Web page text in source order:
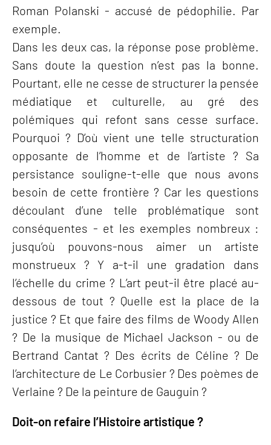
Roman Polanski - accusé de pédophilie. Par
exemple.
Dans les deux cas, la réponse pose problème.
Sans doute la question n’est pas la bonne.
Pourtant, elle ne cesse de structurer la pensée
médiatique et culturelle, au gré des
polémiques qui refont sans cesse surface.
Pourquoi ? D’où vient une telle structuration
opposante de l’homme et de l’artiste ? Sa
persistance souligne-t-elle que nous avons
besoin de cette frontière ? Car les questions
découlant d’une telle problématique sont
conséquentes - et les exemples nombreux :
jusqu’où pouvons-nous aimer un artiste
monstrueux ? Y a-t-il une gradation dans
l’échelle du crime ? L’art peut-il être placé au-
dessous de tout ? Quelle est la place de la
justice ? Et que faire des films de Woody Allen
? De la musique de Michael Jackson - ou de
Bertrand Cantat ? Des écrits de Céline ? De
l’architecture de Le Corbusier ? Des poèmes de
Verlaine ? De la peinture de Gauguin ?
Doit-on refaire l’Histoire artistique ?